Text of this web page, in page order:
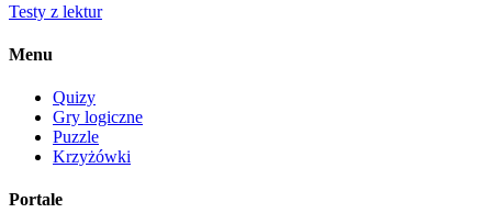
Testy z lektur
Menu
Quizy
Gry logiczne
Puzzle
Krzyżówki
Portale